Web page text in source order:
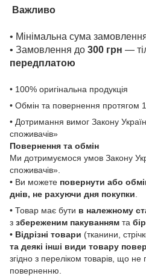
Важливо
• Мінімальна сума
• Замовлення до 300 грн —
передплатою
• 100% оригінальна продукція
• Обмін та повернення протягом
• Дотримання вимог Закону
споживачів»
Повернення та обмін
Ми дотримуємося умов Закону
споживачів».
• Ви можете повернути або
днів, не рахуючи дня покупки
• Товар має бути в належному
з збереженим пакуванням та
• Відрізні товари (тканини,
та деякі інші види товару
згідно з переліком товарів, що не
поверненню.